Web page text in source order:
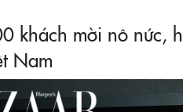
khách mời nô nức,
Nam